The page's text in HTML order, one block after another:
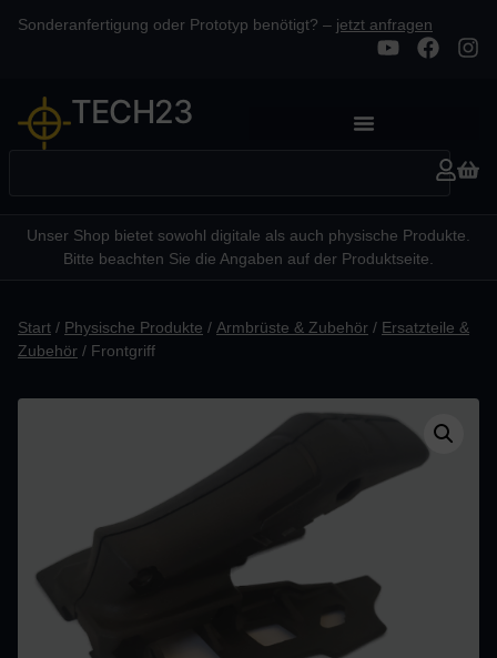
Sonderanfertigung oder Prototyp benötigt? – jetzt anfragen
TECH23
Unser Shop bietet sowohl digitale als auch physische Produkte.
Bitte beachten Sie die Angaben auf der Produktseite.
Start / Physische Produkte / Armbrüste & Zubehör / Ersatzteile &
Zubehör / Frontgriff